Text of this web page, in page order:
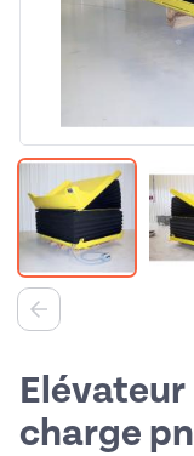
charge